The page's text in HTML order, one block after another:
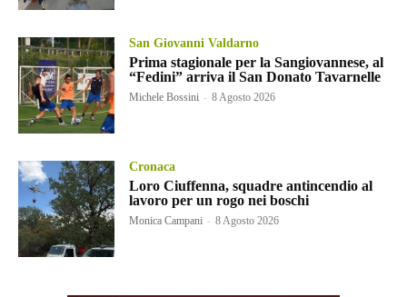
San Giovanni Valdarno
Prima stagionale per la Sangiovannese, al
“Fedini” arriva il San Donato Tavarnelle
Michele Bossini - 8 Agosto 2026
Cronaca
Loro Ciuffenna, squadre antincendio al
lavoro per un rogo nei boschi
Monica Campani - 8 Agosto 2026